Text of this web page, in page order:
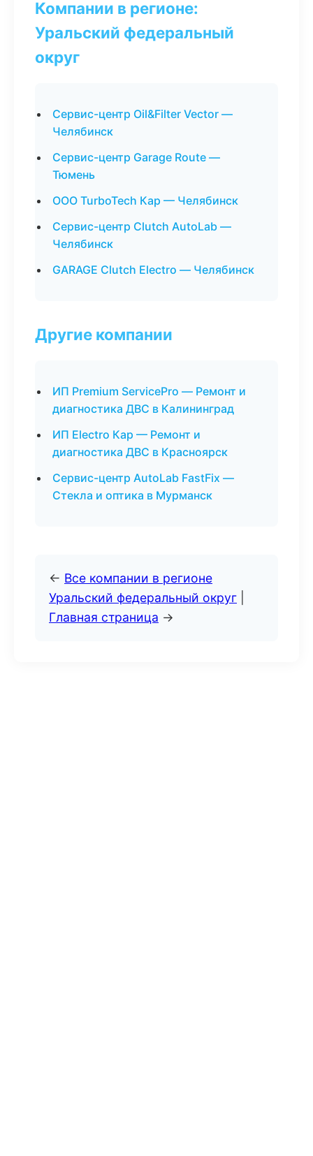
Компании в регионе:
Уральский федеральный
округ
Сервис-центр Oil&Filter Vector —
Челябинск
Сервис-центр Garage Route —
Тюмень
ООО TurboTech Кар — Челябинск
Сервис-центр Clutch AutoLab —
Челябинск
GARAGE Clutch Electro — Челябинск
Другие компании
ИП Premium ServicePro — Ремонт и
диагностика ДВС в Калининград
ИП Electro Кар — Ремонт и
диагностика ДВС в Красноярск
Сервис-центр AutoLab FastFix —
Стекла и оптика в Мурманск
← Все компании в регионе
Уральский федеральный округ
Главная страница →